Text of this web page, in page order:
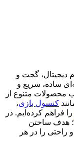
دیجیتال، گجت و
ساده، سریع و
محصولات متنوع از
کنسول بازی،
را فراهم کرده‌ایم. در
هدف ساختن
راحتی را در هر